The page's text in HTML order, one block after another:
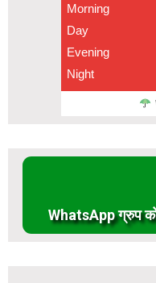
Morning
Day
Evening
Night
WhatsApp ग्रुप